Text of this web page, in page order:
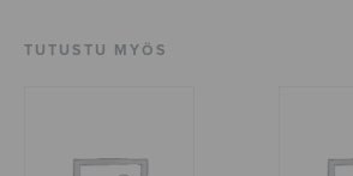
TUTUSTU MYÖS